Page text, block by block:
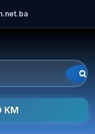
KM